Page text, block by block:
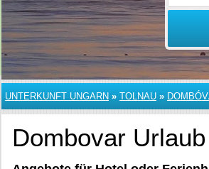
UNTERKUNFT UNGARN » TOLNAU »
Dombovar Urlaub